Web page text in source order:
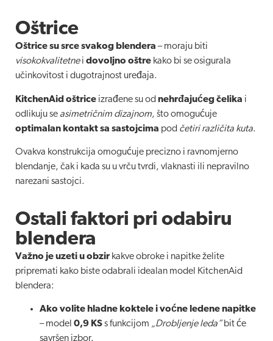
Oštrice
Oštrice su srce svakog blendera – moraju biti
visokokvalitetnei dovoljno oštre kako bi se osigurala
učinkovitost i dugotrajnost uređaja.
KitchenAid oštrice izrađene su od nehrđajućeg čelika i
odlikuju se asimetričnim dizajnom, što omogućuje
optimalan kontakt sa sastojcima pod četiri različita kuta.
Ovakva konstrukcija omogućuje precizno i ravnomjerno
blendanje, čak i kada su u vrču tvrdi, vlaknasti ili nepravilno
narezani sastojci.
Ostali faktori pri odabiru
blendera
Važno je uzeti u obzirkakve obroke i napitke želite
pripremati kako biste odabrali idealan model KitchenAid
blendera:
Ako volite hladne koktele i voćne ledene napitke
– model 0,9 KSs funkcijom „Drobljenje leda”bit će
savršen izbor.